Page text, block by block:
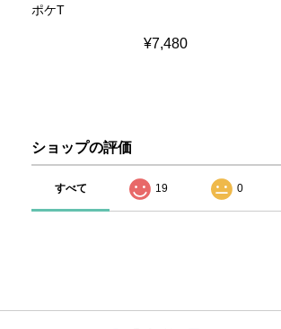
ポケT
¥7,480
ショップの評価
すべて 19 0